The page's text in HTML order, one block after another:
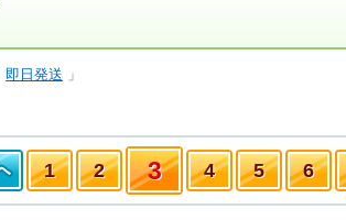
即日発送 」
1 2 3 4 5 6